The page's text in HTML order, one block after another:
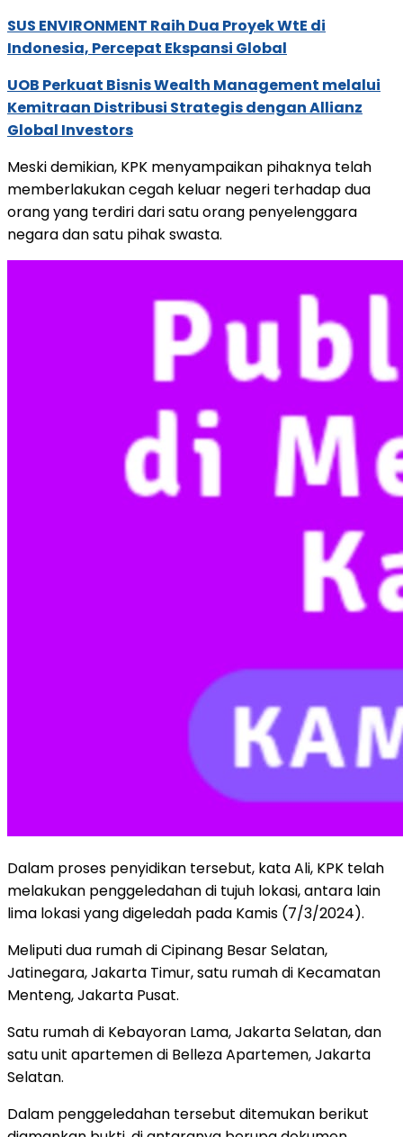
SUS ENVIRONMENT Raih Dua Proyek WtE di
Indonesia, Percepat Ekspansi Global
UOB Perkuat Bisnis Wealth Management melalui
Kemitraan Distribusi Strategis dengan Allianz
Global Investors
Meski demikian, KPK menyampaikan pihaknya telah
memberlakukan cegah keluar negeri terhadap dua
orang yang terdiri dari satu orang penyelenggara
negara dan satu pihak swasta.
Dalam proses penyidikan tersebut, kata Ali, KPK telah
melakukan penggeledahan di tujuh lokasi, antara lain
lima lokasi yang digeledah pada Kamis (7/3/2024).
Meliputi dua rumah di Cipinang Besar Selatan,
Jatinegara, Jakarta Timur, satu rumah di Kecamatan
Menteng, Jakarta Pusat.
Satu rumah di Kebayoran Lama, Jakarta Selatan, dan
satu unit apartemen di Belleza Apartemen, Jakarta
Selatan.
Dalam penggeledahan tersebut ditemukan berikut